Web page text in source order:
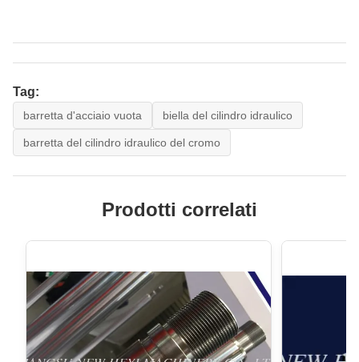
Tag:
barretta d'acciaio vuota biella del cilindro idraulico
barretta del cilindro idraulico del cromo
Prodotti correlati